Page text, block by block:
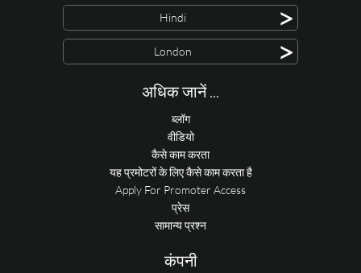
Hindi >
London >
अधिक जानें ...
ब्लॉग
वीडियो
कैसे काम करता
यह प्रमोटरों के लिए कैसे काम करता है
Apply For Promoter Access
प्रेस
सामान्य प्रश्न
कंपनी